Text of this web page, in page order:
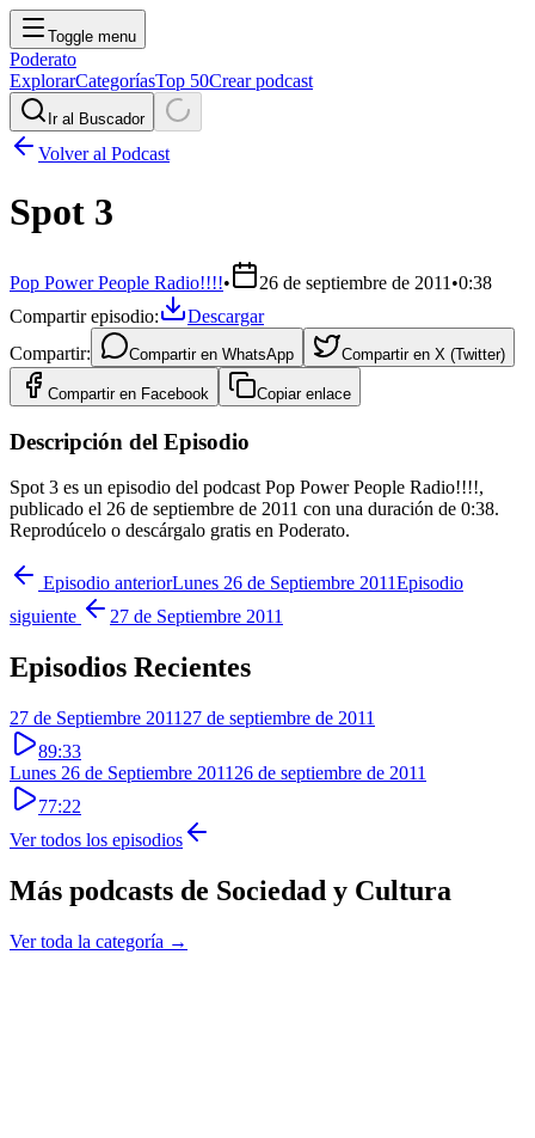
Toggle menu
Poderato
ExplorarCategoríasTop 50Crear podcast
Ir al Buscador
Volver al Podcast
Spot 3
Pop Power People Radio!!!!• 26 de septiembre de 2011 •0:38
Compartir episodio:
Descargar
Compartir:
Compartir en WhatsApp Compartir en X (Twitter)
Compartir en Facebook Copiar enlace
Descripción del Episodio
Spot 3 es un episodio del podcast Pop Power People Radio!!!!,
publicado el 26 de septiembre de 2011 con una duración de 0:38.
Reprodúcelo o descárgalo gratis en Poderato.
Episodio anteriorLunes 26 de Septiembre 2011Episodio
siguiente
27 de Septiembre 2011
Episodios Recientes
27 de Septiembre 2011 27 de septiembre de 2011
89:33
Lunes 26 de Septiembre 2011 26 de septiembre de 2011
77:22
Ver todos los episodios
Más podcasts de Sociedad y Cultura
Ver toda la categoría →